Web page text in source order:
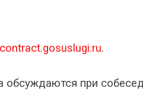
.
обсуждаются при